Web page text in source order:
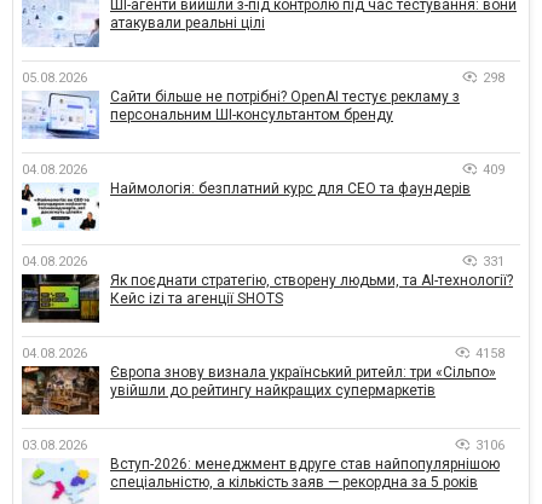
ШІ-агенти вийшли з-під контролю під час тестування: вони
атакували реальні цілі
05.08.2026 298
Сайти більше не потрібні? OpenAI тестує рекламу з
персональним ШІ-консультантом бренду
04.08.2026 409
Наймологія: безплатний курс для CEO та фаундерів
04.08.2026 331
Як поєднати стратегію, створену людьми, та AI-технології?
Кейс izi та агенції SHOTS
04.08.2026 4158
Європа знову визнала український ритейл: три «Сільпо»
увійшли до рейтингу найкращих супермаркетів
03.08.2026 3106
Вступ-2026: менеджмент вдруге став найпопулярнішою
спеціальністю, а кількість заяв — рекордна за 5 років